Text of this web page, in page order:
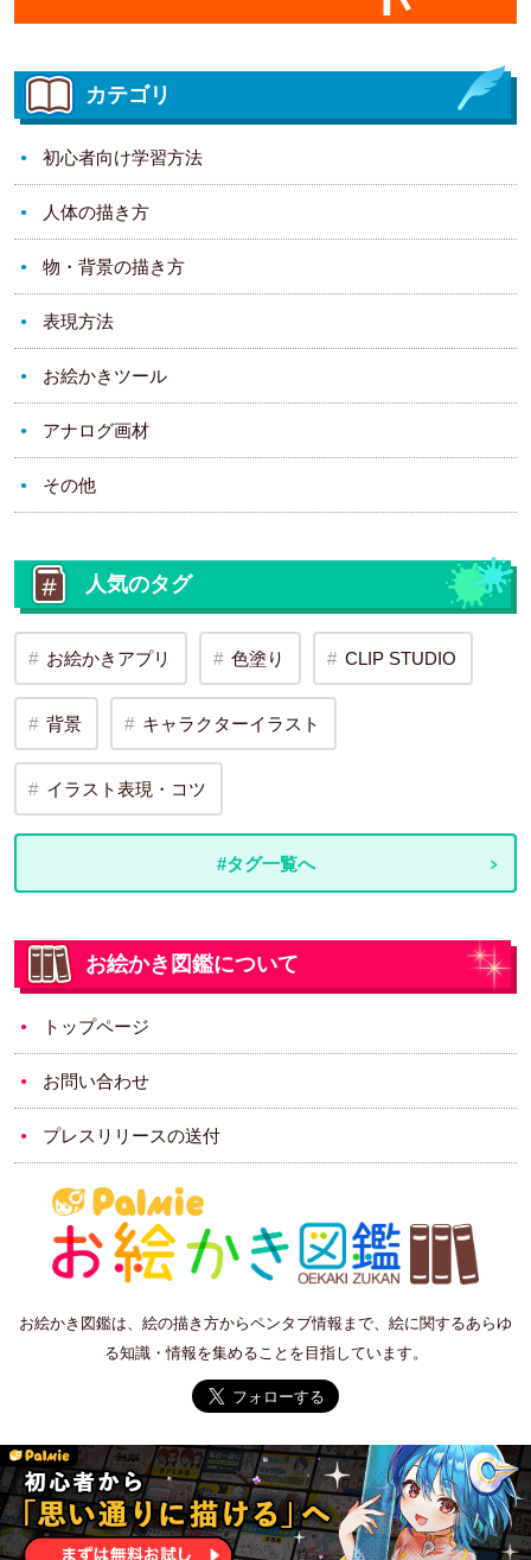
カテゴリ
初心者向け学習方法
人体の描き方
物・背景の描き方
表現方法
お絵かきツール
アナログ画材
その他
人気のタグ
お絵かきアプリ 色塗り CLIP STUDIO
背景 キャラクターイラスト
イラスト表現・コツ
#タグ一覧へ
お絵かき図鑑について
トップページ
お問い合わせ
プレスリリースの送付
お絵かき図鑑は、絵の描き方からペンタブ情報まで、絵に関するあらゆ
る知識・情報を集めることを目指しています。